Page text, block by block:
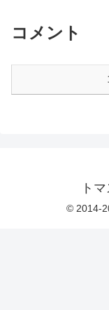
コメント
ト
© 2014-